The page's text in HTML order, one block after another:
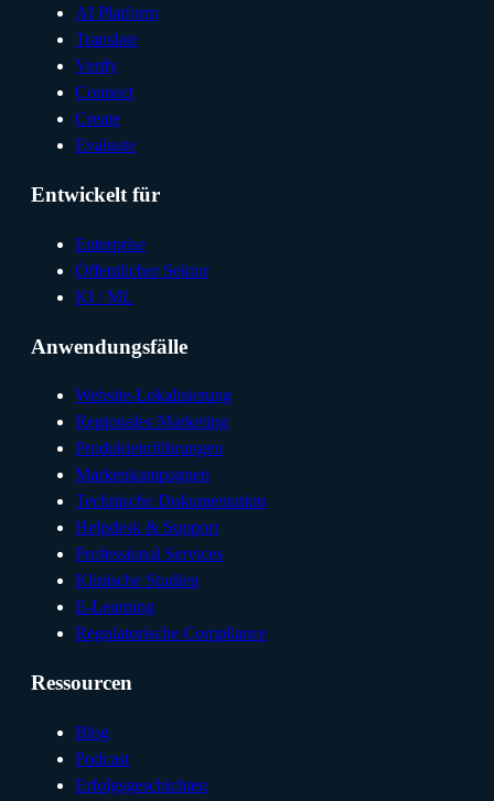
AI Platform
Translate
Verify
Connect
Create
Evaluate
Entwickelt für
Enterprise
Öffentlicher Sektor
KI / ML
Anwendungsfälle
Website-Lokalisierung
Regionales Marketing
Produkteinführungen
Markenkampagnen
Technische Dokumentation
Helpdesk & Support
Professional Services
Klinische Studien
E-Learning
Regulatorische Compliance
Ressourcen
Blog
Podcast
Erfolgsgeschichten